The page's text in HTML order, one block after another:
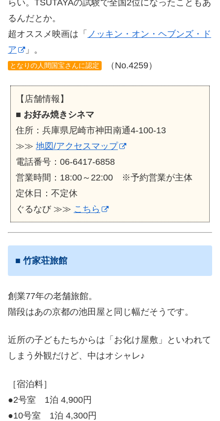
らい。TSUTAYAの試験で全国2位になったこともあ
るんだとか。
超オススメ映画は「 ノッキン・オン・ヘブンズ・ド
ア
」。
となりの人間国宝さんに認定 （No.4259）
【店舗情報】
■ お好み焼きシネマ
住所：兵庫県尼崎市神田南通4-100-13
≫≫ 地図/アクセスマップ
電話番号：06-6417-6858
営業時間：18:00～22:00 ※予約営業が主体
定休日：不定休
ぐるなび ≫≫ こちら
■ 竹家荘旅館
創業77年の老舗旅館。
階段はあの京都の池田屋と同じ幅だそうです。
近所の子どもたちからは「お化け屋敷」といわれて
しまう外観だけど、中はオシャレ♪
［宿泊料］
●2号室 1泊 4,900円
●10号室 1泊 4,300円